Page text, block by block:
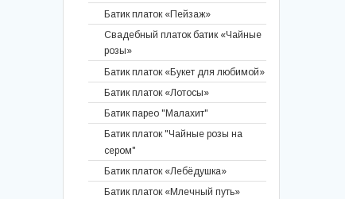
Батик палантин "Таинственный
сад"
Батик шарф "Сиреневые сны"
Батик шарф «Шелковый город»
Батик мужское кашне «Тысяча и
одна ночь»
Батик мужское кашне «Ван Гог»
Батик шарф «Нежность»
Батик палантин «Малахит»
Батик шаль «Маки на закате»
Батик платок «Пейзаж»
Свадебный платок батик «Чайные
розы»
Батик платок «Букет для любимой»
Батик платок «Лотосы»
Батик парео "Малахит"
Батик платок "Чайные розы на
сером"
Батик платок «Лебёдушка»
Батик платок «Млечный путь»